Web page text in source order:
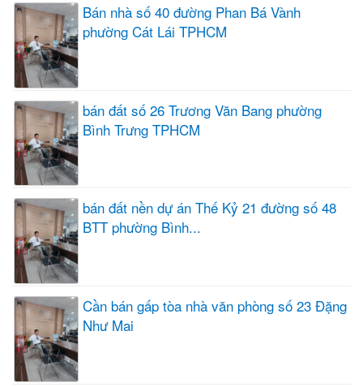
Bán nhà số 40 đường Phan Bá Vành
phường Cát Lái TPHCM
bán đất số 26 Trương Văn Bang phường
Bình Trưng TPHCM
bán đất nền dự án Thế Kỷ 21 đường số 48
BTT phường Bình...
Cần bán gấp tòa nhà văn phòng số 23 Đặng
Như Mai